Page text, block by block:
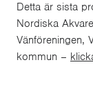
Detta är sista
Nordiska
Vänföreningen,
kommun –